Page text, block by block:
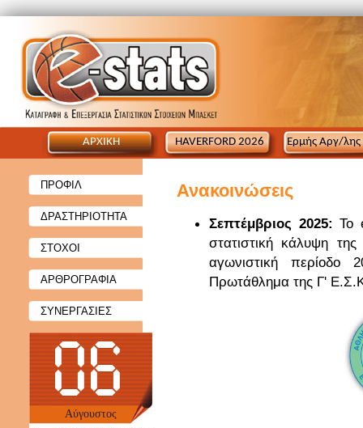
ΑΡΧΙΚΗ HAVERFORD 2026 Ερμής Αργ/
ΠΡΟΦΙΛ
ΔΡΑΣΤΗΡΙΟΤΗΤΑ
ΣΤΟΧΟΙ
ΑΡΘΡΟΓΡΑΦΙΑ
ΣΥΝΕΡΓΑΣΙΕΣ
06
Αύγουστος
Ανακοινώσεις
Σεπτέμβριος 2025:Το
στατιστική κάλυψη
αγωνιστική περίοδο
Πρωτάθλημα της Γ'